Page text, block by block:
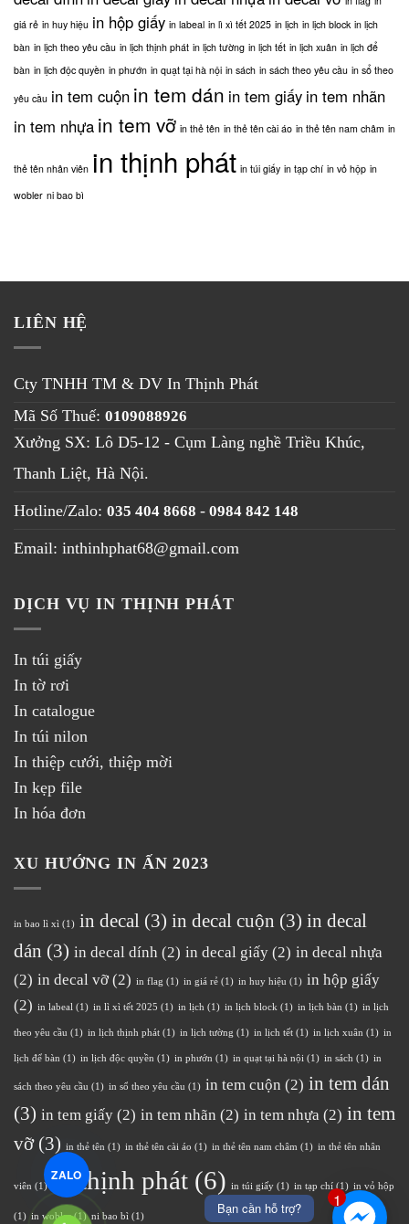
1
Bạn cần hỗ trợ?
biết
giá rẻ in huy hiệu in hộp giấy in labeal in lì xì tết 2025 in lịch in lịch block in lịch
bàn in lịch theo yêu cầu in lịch thịnh phát in lịch tường in lịch tết in lịch xuân in lịch để
bàn in lịch độc quyền in phướn in quạt tại hà nội in sách in sách theo yêu cầu in sổ theo
yêu cầu in tem cuộn in tem dán in tem giấy in tem nhãn
in tem nhựa in tem vỡ in thẻ tên in thẻ tên cài áo in thẻ tên nam châm in
thẻ tên nhân viên in thịnh phát in túi giấy in tạp chí in vỏ hộp in
wobler ni bao bì
LIÊN HỆ
Cty TNHH TM & DV In Thịnh Phát
Mã Số Thuế: 0109088926
Xưởng SX: Lô D5-12 - Cụm Làng nghề Triều Khúc,
Thanh Liệt, Hà Nội.
Hotline/Zalo: 035 404 8668 - 0984 842 148
Email: inthinhphat68@gmail.com
DỊCH VỤ IN THỊNH PHÁT
In túi giấy
In tờ rơi
In catalogue
In túi nilon
In thiệp cưới, thiệp mời
In kẹp file
In hóa đơn
XU HƯỚNG IN ẤN 2023
in bao lì xì (1) in decal (3) in decal cuộn (3) in decal
dán (3) in decal dính (2) in decal giấy (2) in decal nhựa
(2) in decal vỡ(2) in flag (1) in giá rẻ (1) in huy hiệu (1) in hộp giấy
(2) in labeal (1) in lì xì tết 2025 (1) in lịch (1) in lịch block (1) in lịch bàn (1) in lịch
theo yêu cầu (1) in lịch thịnh phát (1) in lịch tường (1) in lịch tết (1) in lịch xuân (1) in
lịch để bàn (1) in lịch độc quyền (1) in phướn (1) in quạt tại hà nội (1) in sách (1) in
sách theo yêu cầu (1) in sổ theo yêu cầu (1) in tem cuộn (2) in tem dán
(3) in tem giấy (2) in tem nhãn (2) in tem nhựa (2) in tem
vỡ(3) in thẻ tên (1) in thẻ tên cài áo (1) in thẻ tên nam châm (1) in thẻ tên nhân
viên (1) in thịnh phát (6) in túi giấy (1) in tạp chí (1) in vỏ hộp
(1) in wobler(1) ni bao bì (1)
ZALO